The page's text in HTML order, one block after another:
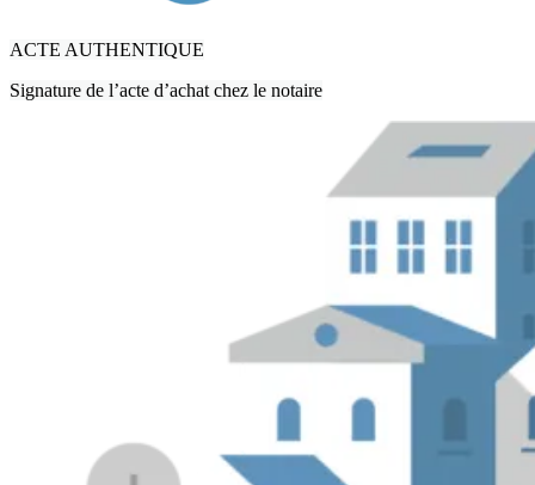
ACTE AUTHENTIQUE
Signature de l’acte d’achat chez le notaire